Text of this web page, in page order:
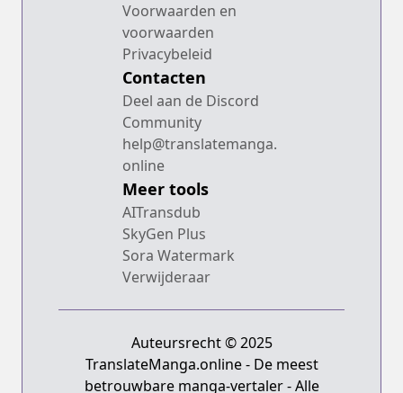
Voorwaarden en
voorwaarden
Privacybeleid
Contacten
Deel aan de Discord
Community
help@translatemanga.
online
Meer tools
AITransdub
SkyGen Plus
Sora Watermark
Verwijderaar
Auteursrecht © 2025
TranslateManga.online - De meest
betrouwbare manga-vertaler - Alle